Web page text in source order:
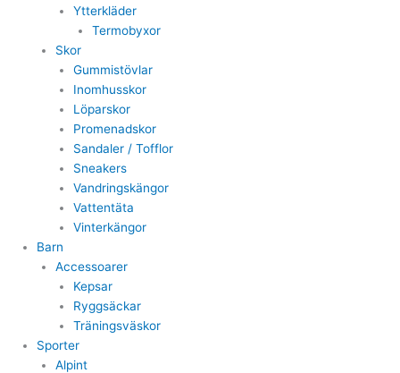
Ytterkläder
Termobyxor
Skor
Gummistövlar
Inomhusskor
Löparskor
Promenadskor
Sandaler / Tofflor
Sneakers
Vandringskängor
Vattentäta
Vinterkängor
Barn
Accessoarer
Kepsar
Ryggsäckar
Träningsväskor
Sporter
Alpint